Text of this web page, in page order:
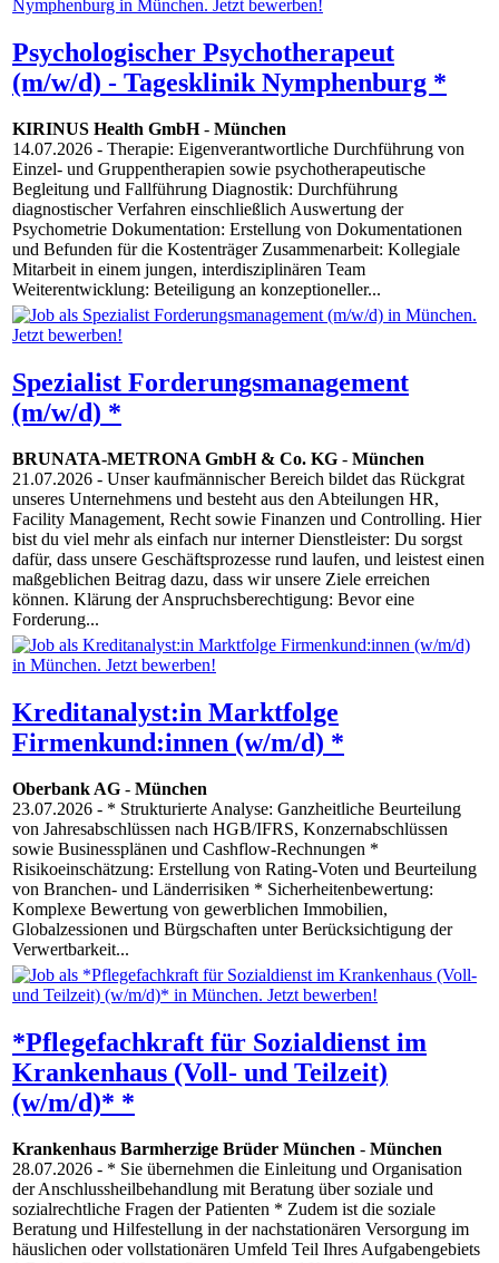
Psychologischer Psychotherapeut
(m/w/d) - Tagesklinik Nymphenburg *
KIRINUS Health GmbH- München
14.07.2026 - Therapie: Eigenverantwortliche Durchführung von
Einzel- und Gruppentherapien sowie psychotherapeutische
Begleitung und Fallführung Diagnostik: Durchführung
diagnostischer Verfahren einschließlich Auswertung der
Psychometrie Dokumentation: Erstellung von Dokumentationen
und Befunden für die Kostenträger Zusammenarbeit: Kollegiale
Mitarbeit in einem jungen, interdisziplinären Team
Weiterentwicklung: Beteiligung an konzeptioneller...
Spezialist Forderungsmanagement
(m/w/d) *
BRUNATA-METRONA GmbH & Co. KG - München
21.07.2026 - Unser kaufmännischer Bereich bildet das Rückgrat
unseres Unternehmens und besteht aus den Abteilungen HR,
Facility Management, Recht sowie Finanzen und Controlling. Hier
bist du viel mehr als einfach nur interner Dienstleister: Du sorgst
dafür, dass unsere Geschäftsprozesse rund laufen, und leistest einen
maßgeblichen Beitrag dazu, dass wir unsere Ziele erreichen
können. Klärung der Anspruchsberechtigung: Bevor eine
Forderung...
Kreditanalyst:in Marktfolge
Firmenkund:innen (w/m/d) *
Oberbank AG - München
23.07.2026 - * Strukturierte Analyse: Ganzheitliche Beurteilung
von Jahresabschlüssen nach HGB/IFRS, Konzernabschlüssen
sowie Businessplänen und Cashflow-Rechnungen *
Risikoeinschätzung: Erstellung von Rating-Voten und Beurteilung
von Branchen- und Länderrisiken * Sicherheitenbewertung:
Komplexe Bewertung von gewerblichen Immobilien,
Globalzessionen und Bürgschaften unter Berücksichtigung der
Verwertbarkeit...
*Pflegefachkraft für Sozialdienst im
Krankenhaus (Voll- und Teilzeit)
(w/m/d)* *
Krankenhaus Barmherzige Brüder München - München
28.07.2026 - * Sie übernehmen die Einleitung und Organisation
der Anschlussheilbehandlung mit Beratung über soziale und
sozialrechtliche Fragen der Patienten * Zudem ist die soziale
Beratung und Hilfestellung in der nachstationären Versorgung im
häuslichen oder vollstationären Umfeld Teil Ihres Aufgabengebiets